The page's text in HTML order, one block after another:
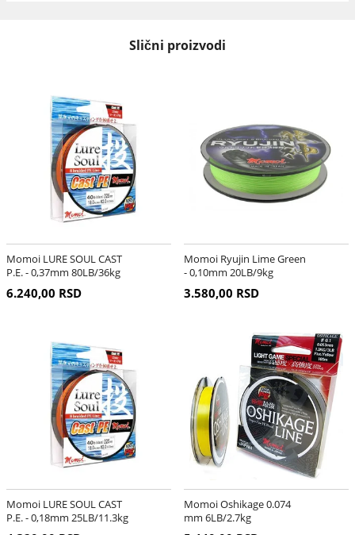
Slični proizvodi
Momoi LURE SOUL CAST
P.E. - 0,37mm 80LB/36kg
6.240,00 RSD
Momoi Ryujin Lime Green
- 0,10mm 20LB/9kg
3.580,00 RSD
Momoi LURE SOUL CAST
P.E. - 0,18mm 25LB/11.3kg
Momoi Oshikage 0.074
mm 6LB/2.7kg